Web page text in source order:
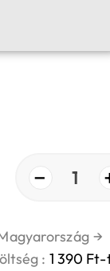
− 1
→
: 1 390